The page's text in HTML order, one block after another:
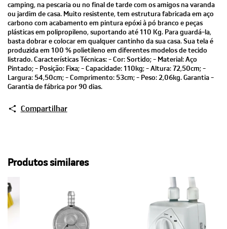
camping, na pescaria ou no final de tarde com os amigos na varanda
ou jardim de casa. Muito resistente, tem estrutura fabricada em aço
carbono com acabamento em pintura epóxi à pó branco e peças
plásticas em polipropileno, suportando até 110 Kg. Para guardá-la,
basta dobrar e colocar em qualquer cantinho da sua casa. Sua tela é
produzida em 100 % polietileno em diferentes modelos de tecido
listrado. Características Técnicas: - Cor: Sortido; - Material: Aço
Pintado; - Posição: Fixa; - Capacidade: 110kg; - Altura: 72,50cm; -
Largura: 54,50cm; - Comprimento: 53cm; - Peso: 2,06kg. Garantia -
Garantia de fábrica por 90 dias.
Compartilhar
Produtos similares